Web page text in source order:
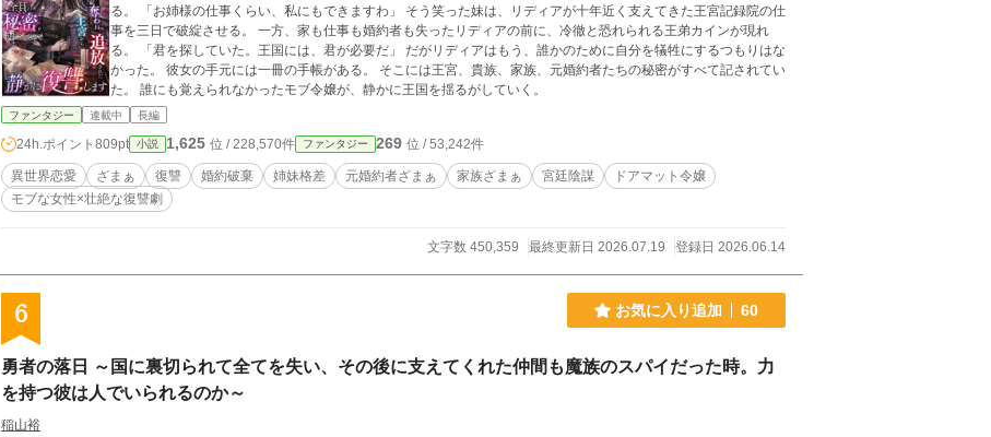
る。 「お姉様の仕事くらい、私にもできますわ」 そう笑った妹は、リディアが十年近く支えてきた王宮記録院の仕
事を三日で破綻させる。 一方、家も仕事も婚約者も失ったリディアの前に、冷徹と恐れられる王弟カインが現れ
る。 「君を探していた。王国には、君が必要だ」 だがリディアはもう、誰かのために自分を犠牲にするつもりはな
かった。 彼女の手元には一冊の手帳がある。 そこには王宮、貴族、家族、元婚約者たちの秘密がすべて記されてい
た。 誰にも覚えられなかったモブ令嬢が、静かに王国を揺るがしていく。
ファンタジー 連載中 長編
24h.ポイント 809pt 小説 1,625 位 / 228,570件 ファンタジー 269 位 / 53,242件
異世界恋愛 ざまぁ 復讐 婚約破棄 姉妹格差 元婚約者ざまぁ 家族ざまぁ 宮廷陰謀
ドアマット令嬢
モブな女性×壮絶な復讐劇
文字数 450,359 最終更新日 2026.07.19 登録日 2026.06.14
6 お気に入り追加 60
勇者の落日 ～国に裏切られて全てを失い、その後に支えてくれた仲間も魔族のスパイだった時。力
を持つ彼は人でいられるのか～
稲山裕